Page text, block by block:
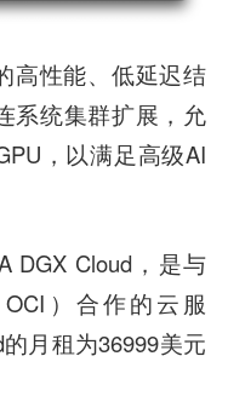
高性能、低延迟结
系统集群扩展，允
，以满足高级AI
DGX Cloud，是与
OCI）合作的云服
月租为36999美元